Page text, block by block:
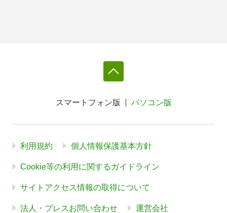
スマートフォン版 パソコン版
利用規約 個人情報保護基本方針
Cookie等の利用に関するガイドライン
サイトアクセス情報の取得について
法人・プレスお問い合わせ 運営会社